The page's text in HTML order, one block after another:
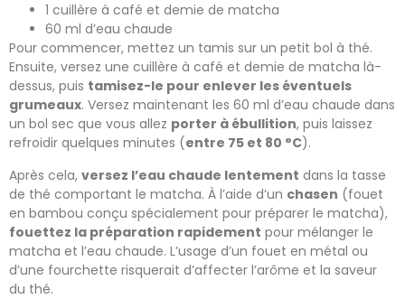
1 cuillère à café et demie de matcha
60 ml d’eau chaude
Pour commencer, mettez un tamis sur un petit bol à thé.
Ensuite, versez une cuillère à café et demie de matcha là-
dessus, puis tamisez-le pour enlever les éventuels
grumeaux. Versez maintenant les 60 ml d’eau chaude dans
un bol sec que vous allez porter à ébullition, puis laissez
refroidir quelques minutes (entre 75 et 80 °C).
Après cela, versez l’eau chaude lentement dans la tasse
de thé comportant le matcha. À l’aide d’un chasen (fouet
en bambou conçu spécialement pour préparer le matcha),
fouettez la préparation rapidement pour mélanger le
matcha et l’eau chaude. L’usage d’un fouet en métal ou
d’une fourchette risquerait d’affecter l’arôme et la saveur
du thé.